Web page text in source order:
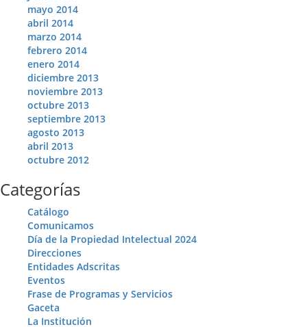
mayo 2014
abril 2014
marzo 2014
febrero 2014
enero 2014
diciembre 2013
noviembre 2013
octubre 2013
septiembre 2013
agosto 2013
abril 2013
octubre 2012
Categorías
Catálogo
Comunicamos
Día de la Propiedad Intelectual 2024
Direcciones
Entidades Adscritas
Eventos
Frase de Programas y Servicios
Gaceta
La Institución